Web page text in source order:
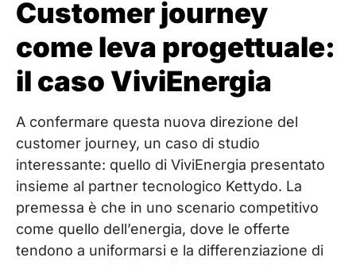
Customer journey
come leva progettuale:
il caso ViviEnergia
A confermare questa nuova direzione del
customer journey, un caso di studio
interessante: quello di ViviEnergia presentato
insieme al partner tecnologico Kettydo. La
premessa è che in uno scenario competitivo
come quello dell’energia, dove le offerte
tendono a uniformarsi e la differenziazione di